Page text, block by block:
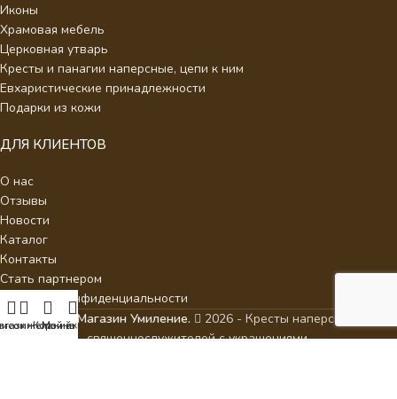
Иконы
Храмовая мебель
Церковная утварь
Кресты и панагии наперсные, цепи к ним
Евхаристические принадлежности
Подарки из кожи
ДЛЯ КЛИЕНТОВ
О нас
Отзывы
Новости
Каталог
Контакты
Стать партнером
Политика конфиденциальности
Интернет Магазин Умиление.
2026 - Кресты наперсные для
священнослужителей с украшениями.
желаний
Корзина
Мой аккаунт